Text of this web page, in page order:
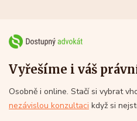
Vyřešíme i váš
Osobně i online. Stačí si vybrat
nezávislou konzultaci když si